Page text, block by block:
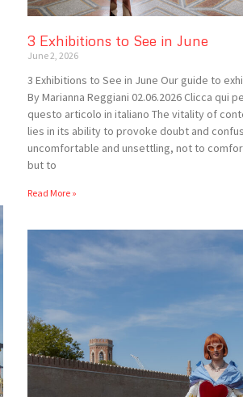
3 Exhibitions to See in June
June 2, 2026
3 Exhibitions to See in June Our guide to
By Marianna Reggiani 02.06.2026 Clicca qui
questo articolo in italiano The vitality of
lies in its ability to provoke doubt and
uncomfortable and unsettling, not to
but to
Read More »